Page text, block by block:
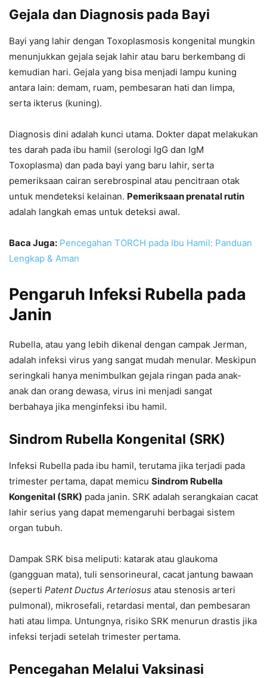
Gejala dan Diagnosis pada Bayi
Bayi yang lahir dengan Toxoplasmosis kongenital mungkin
menunjukkan gejala sejak lahir atau baru berkembang di
kemudian hari. Gejala yang bisa menjadi lampu kuning
antara lain: demam, ruam, pembesaran hati dan limpa,
serta ikterus (kuning).
Diagnosis dini adalah kunci utama. Dokter dapat melakukan
tes darah pada ibu hamil (serologi IgG dan IgM
Toxoplasma) dan pada bayi yang baru lahir, serta
pemeriksaan cairan serebrospinal atau pencitraan otak
untuk mendeteksi kelainan. Pemeriksaan prenatal rutin
adalah langkah emas untuk deteksi awal.
Baca Juga: Pencegahan TORCH pada Ibu Hamil: Panduan
Lengkap & Aman
Pengaruh Infeksi Rubella pada
Janin
Rubella, atau yang lebih dikenal dengan campak Jerman,
adalah infeksi virus yang sangat mudah menular. Meskipun
seringkali hanya menimbulkan gejala ringan pada anak-
anak dan orang dewasa, virus ini menjadi sangat
berbahaya jika menginfeksi ibu hamil.
Sindrom Rubella Kongenital (SRK)
Infeksi Rubella pada ibu hamil, terutama jika terjadi pada
trimester pertama, dapat memicu Sindrom Rubella
Kongenital (SRK) pada janin. SRK adalah serangkaian cacat
lahir serius yang dapat memengaruhi berbagai sistem
organ tubuh.
Dampak SRK bisa meliputi: katarak atau glaukoma
(gangguan mata), tuli sensorineural, cacat jantung bawaan
(seperti Patent Ductus Arteriosus atau stenosis arteri
pulmonal), mikrosefali, retardasi mental, dan pembesaran
hati atau limpa. Untungnya, risiko SRK menurun drastis jika
infeksi terjadi setelah trimester pertama.
Pencegahan Melalui Vaksinasi